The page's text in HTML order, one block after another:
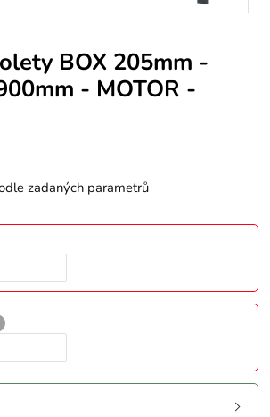
BOX 205mm -
- MOTOR -
zadaných parametrů